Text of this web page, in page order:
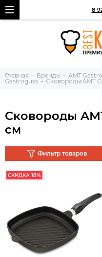
8-
Главная Бренды AMT
Gastroguss
Сковороды AMT
Сковороды
см
Фильтр товаров
СКИДКА 18%